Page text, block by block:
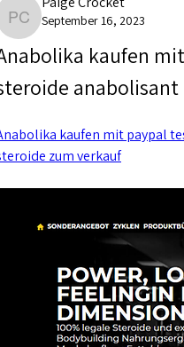
Paige Crocket
September 16, 2023
kaufen
anabolisant
kaufen mit paypal
zum verkauf